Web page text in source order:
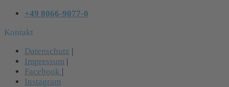
+49 8066-9077-0
Kontakt
Datenschutz |
Impressum |
Facebook |
Instagram